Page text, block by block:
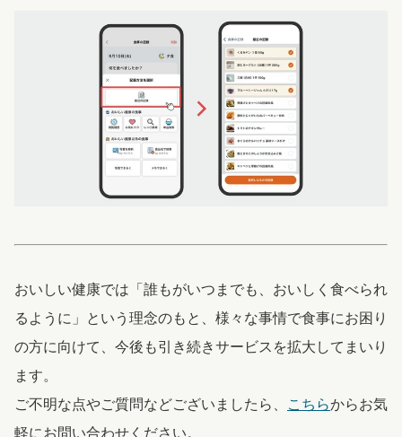
おいしい健康では「誰もがいつまでも、おいしく食べられ
るように」という理念のもと、様々な事情で食事にお困り
の方に向けて、今後も引き続きサービスを拡大してまいり
ます。
ご不明な点やご質問などございましたら、 こちらからお気
軽にお問い合わせください。